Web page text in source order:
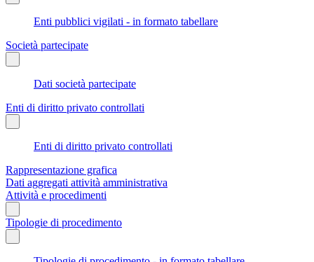
Enti pubblici vigilati - in formato tabellare
Società partecipate
Dati società partecipate
Enti di diritto privato controllati
Enti di diritto privato controllati
Rappresentazione grafica
Dati aggregati attività amministrativa
Attività e procedimenti
Tipologie di procedimento